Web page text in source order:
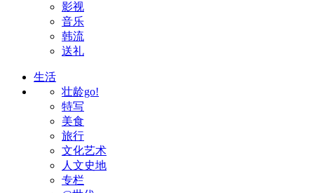
影视
音乐
韩流
送礼
生活
壮龄go!
特写
美食
旅行
文化艺术
人文史地
专栏